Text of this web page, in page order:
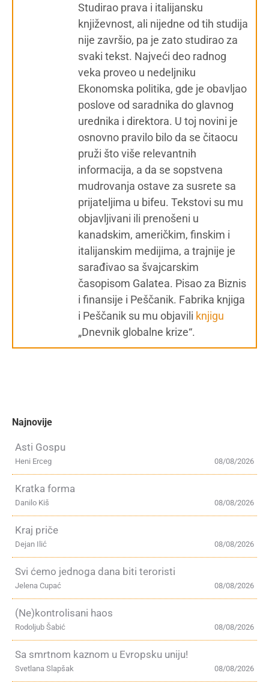
Studirao prava i italijansku
književnost, ali nijedne od tih studija
nije završio, pa je zato studirao za
svaki tekst. Najveći deo radnog
veka proveo u nedeljniku
Ekonomska politika, gde je obavljao
poslove od saradnika do glavnog
urednika i direktora. U toj novini je
osnovno pravilo bilo da se čitaocu
pruži što više relevantnih
informacija, a da se sopstvena
mudrovanja ostave za susrete sa
prijateljima u bifeu. Tekstovi su mu
objavljivani ili prenošeni u
kanadskim, američkim, finskim i
italijanskim medijima, a trajnije je
sarađivao sa švajcarskim
časopisom Galatea. Pisao za Biznis
i finansije i Peščanik. Fabrika knjiga
i Peščanik su mu objavili knjigu
„Dnevnik globalne krize“.
Najnovije
Asti Gospu
08/08/2026
Heni Erceg
Kratka forma
08/08/2026
Danilo Kiš
Kraj priče
08/08/2026
Dejan Ilić
Svi ćemo jednoga dana biti teroristi
08/08/2026
Jelena Cupać
(Ne)kontrolisani haos
08/08/2026
Rodoljub Šabić
Sa smrtnom kaznom u Evropsku uniju!
08/08/2026
Svetlana Slapšak